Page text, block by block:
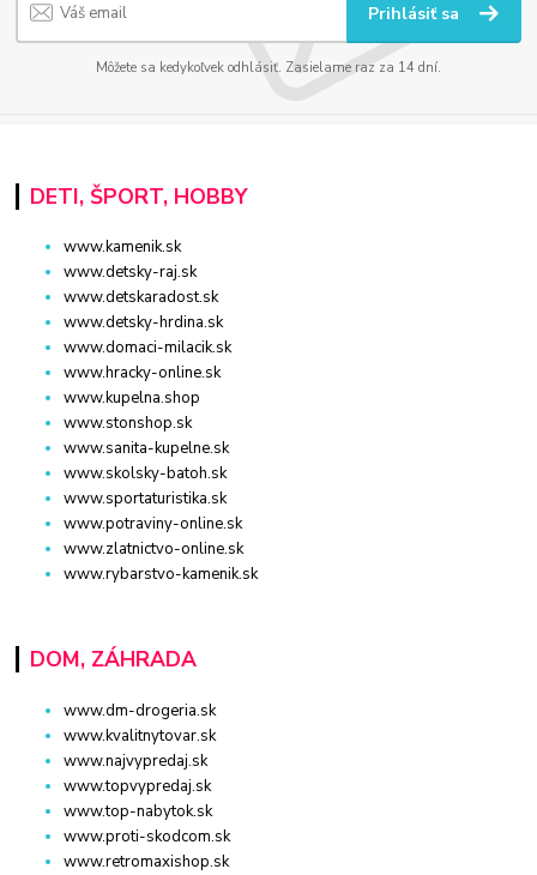
Prihlásiť sa
Môžete sa kedykoľvek odhlásiť. Zasielame raz za 14 dní.
DETI, ŠPORT, HOBBY
www.kamenik.sk
www.detsky-raj.sk
www.detskaradost.sk
www.detsky-hrdina.sk
www.domaci-milacik.sk
www.hracky-online.sk
www.kupelna.shop
www.stonshop.sk
www.sanita-kupelne.sk
www.skolsky-batoh.sk
www.sportaturistika.sk
www.potraviny-online.sk
www.zlatnictvo-online.sk
www.rybarstvo-kamenik.sk
DOM, ZÁHRADA
www.dm-drogeria.sk
www.kvalitnytovar.sk
www.najvypredaj.sk
www.topvypredaj.sk
www.top-nabytok.sk
www.proti-skodcom.sk
www.retromaxishop.sk